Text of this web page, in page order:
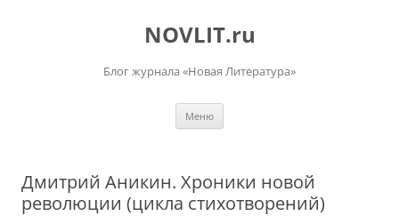
NOVLIT.ru
Блог журнала «Новая Литература»
Меню
Дмитрий Аникин. Хроники новой
революции (цикла стихотворений)